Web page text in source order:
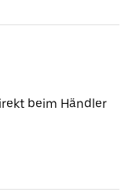
beim Händler